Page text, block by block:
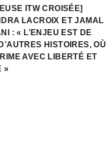
ITW CROISÉE]
LACROIX ET JAMAL
: « L’ENJEU EST DE
HISTOIRES, OÙ
AVEC LIBERTÉ ET
»